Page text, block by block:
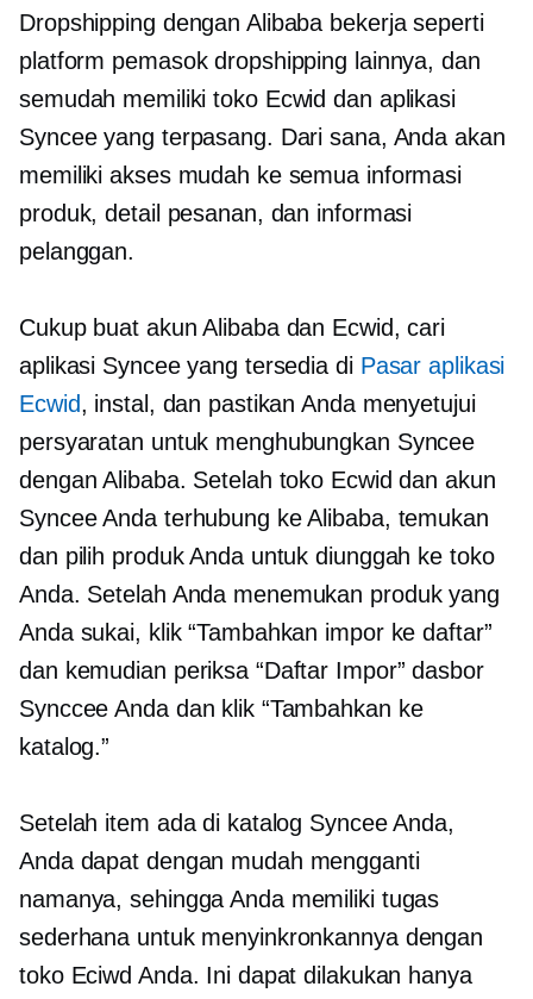
Dropshipping dengan Alibaba bekerja seperti
platform pemasok dropshipping lainnya, dan
semudah memiliki toko Ecwid dan aplikasi
Syncee yang terpasang. Dari sana, Anda akan
memiliki akses mudah ke semua informasi
produk, detail pesanan, dan informasi
pelanggan.
Cukup buat akun Alibaba dan Ecwid, cari
aplikasi Syncee yang tersedia di Pasar aplikasi
Ecwid, instal, dan pastikan Anda menyetujui
persyaratan untuk menghubungkan Syncee
dengan Alibaba. Setelah toko Ecwid dan akun
Syncee Anda terhubung ke Alibaba, temukan
dan pilih produk Anda untuk diunggah ke toko
Anda. Setelah Anda menemukan produk yang
Anda sukai, klik “Tambahkan impor ke daftar”
dan kemudian periksa “Daftar Impor” dasbor
Synccee Anda dan klik “Tambahkan ke
katalog.”
Setelah item ada di katalog Syncee Anda,
Anda dapat dengan mudah mengganti
namanya, sehingga Anda memiliki tugas
sederhana untuk menyinkronkannya dengan
toko Eciwd Anda. Ini dapat dilakukan hanya